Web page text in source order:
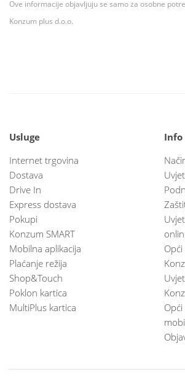
Ove informacije objavljuju se samo za osobne
Konzum plus d.o.o.
Usluge
Internet trgovina
Dostava
Drive In
Express dostava
Pokupi
Konzum SMART
Mobilna aplikacija
Plaćanje režija
Shop&Touch
Poklon kartica
MultiPlus kartica
Info